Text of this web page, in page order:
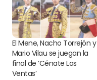
El Mene, Nacho Torrejón y
Mario Vilau se juegan la
final de ‘Cénate Las
Ventas’